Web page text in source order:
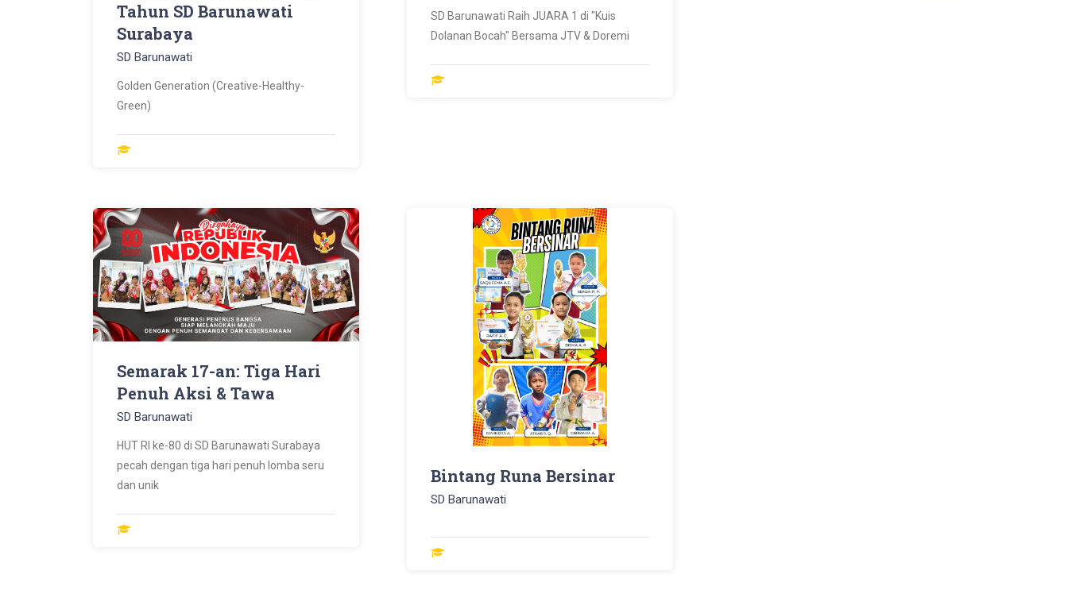
Tahun SD Barunawati
Surabaya
SD Barunawati
Golden Generation (Creative-Healthy-
Green)
SD Barunawati Raih JUARA 1 di "Kuis
Dolanan Bocah" Bersama JTV & Doremi
Semarak 17-an: Tiga Hari
Penuh Aksi & Tawa
SD Barunawati
HUT RI ke-80 di SD Barunawati Surabaya
pecah dengan tiga hari penuh lomba seru
dan unik
Bintang Runa Bersinar
SD Barunawati